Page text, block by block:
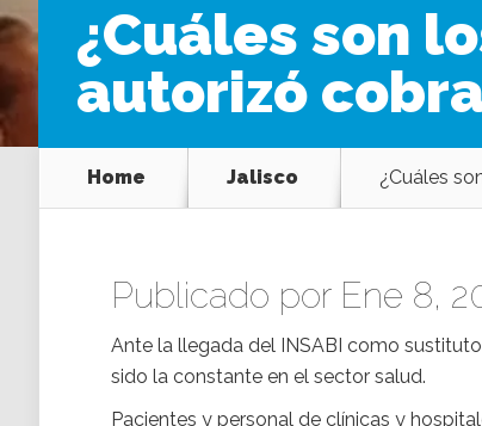
¿Cuáles son
autorizó
Home Jalisco ¿Cuáles
Publicado por Ene 8,
Ante la llegada del INSABI como
sido la constante en el sector salud.
Pacientes y personal de clínicas y